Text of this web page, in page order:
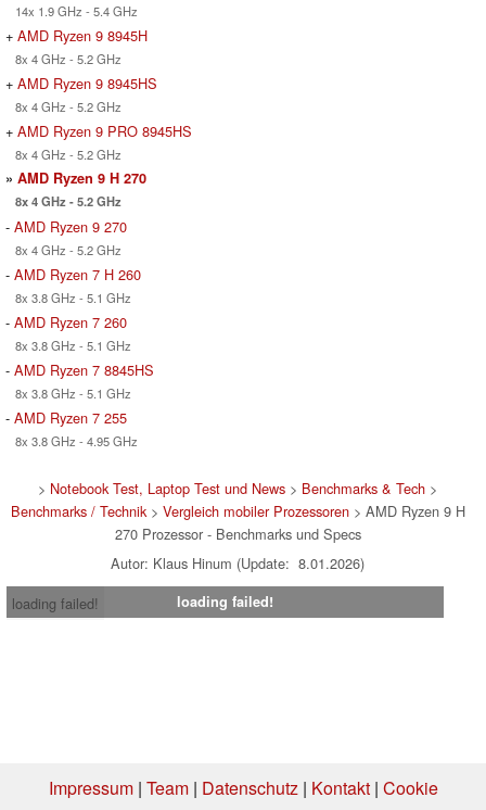
14x 1.9 GHz - 5.4 GHz
+ AMD Ryzen 9 8945H
8x 4 GHz - 5.2 GHz
+ AMD Ryzen 9 8945HS
8x 4 GHz - 5.2 GHz
+ AMD Ryzen 9 PRO 8945HS
8x 4 GHz - 5.2 GHz
» AMD Ryzen 9 H 270
8x 4 GHz - 5.2 GHz
- AMD Ryzen 9 270
8x 4 GHz - 5.2 GHz
- AMD Ryzen 7 H 260
8x 3.8 GHz - 5.1 GHz
- AMD Ryzen 7 260
8x 3.8 GHz - 5.1 GHz
- AMD Ryzen 7 8845HS
8x 3.8 GHz - 5.1 GHz
- AMD Ryzen 7 255
8x 3.8 GHz - 4.95 GHz
> Notebook Test, Laptop Test und News > Benchmarks & Tech >
Benchmarks / Technik> Vergleich mobiler Prozessoren> AMD Ryzen 9 H
270 Prozessor - Benchmarks und Specs
Autor: Klaus Hinum (Update: 8.01.2026)
loading failed!
loading failed!
Impressum| Team| Datenschutz| Kontakt| Cookie